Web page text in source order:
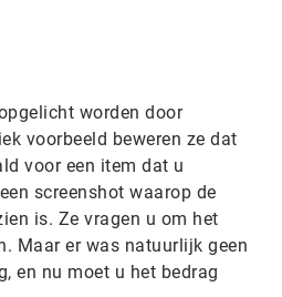
worden door
voorbeeld beweren ze dat
voor een item dat u
screenshot waarop de
is. Ze vragen u om het
Maar er was natuurlijk geen
en nu moet u het bedrag